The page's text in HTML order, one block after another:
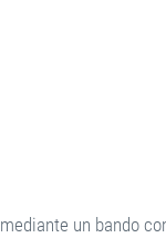
un bando